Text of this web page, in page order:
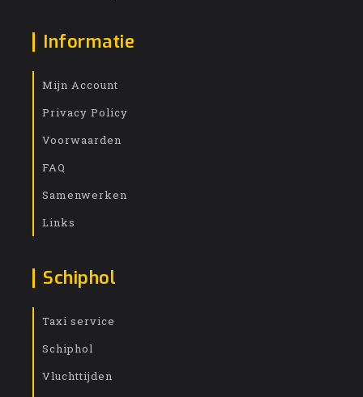
Informatie
Mijn Account
Privacy Policy
Voorwaarden
FAQ
Samenwerken
Links
Schiphol
Taxi service
Schiphol
Vluchttijden